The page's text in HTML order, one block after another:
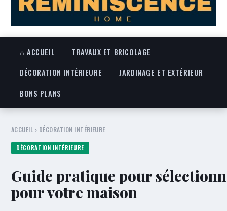
⌂ ACCUEIL
TRAVAUX ET BRICOLAGE
DÉCORATION INTÉRIEURE
JARDINAGE ET EXTÉRIEUR
BONS PLANS
ACCUEIL › DÉCORATION INTÉRIEURE
DÉCORATION INTÉRIEURE
Guide pratique pour
pour votre maison